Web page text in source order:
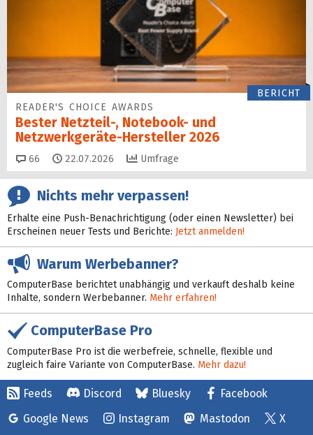
BERICHT
READER'S CHOICE AWARDS
Bester Netzteil-, Notebook- und
Netzwerkgeräte-Hersteller 2026
66 Kommentare
22.07.2026 Umfrage
Nichts mehr verpassen!
Erhalte eine Push-Benachrichtigung (oder einen Newsletter) bei
Erscheinen neuer Tests und Berichte: Jetzt anmelden!
Warum Werbebanner?
ComputerBase berichtet unabhängig und verkauft deshalb keine
Inhalte, sondern Werbebanner. Mehr erfahren!
ComputerBase Pro
ComputerBase Pro ist die werbefreie, schnelle, flexible und
zugleich faire Variante von ComputerBase. Mehr dazu!
Feeds Discord Bluesky
Facebook
Google News
Instagram Mastodon X